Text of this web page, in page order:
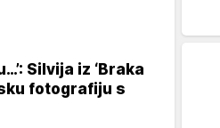
Silvija iz ‘Braka
fotografiju s